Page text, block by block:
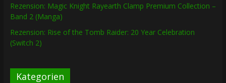
Rezension: Magic Knight Rayearth Clamp Premium Collection –
Band 2 (Manga)
Rezension: Rise of the Tomb Raider: 20 Year Celebration
(Switch 2)
Kategorien